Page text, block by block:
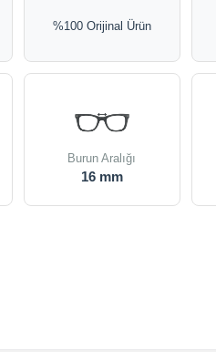
%100 Orijinal Ürün
Burun Aralığı
16 mm